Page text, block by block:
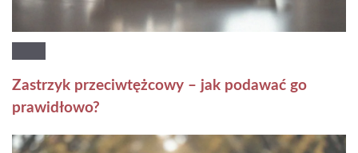
Zastrzyk przeciwtężcowy – jak podawać go
prawidłowo?